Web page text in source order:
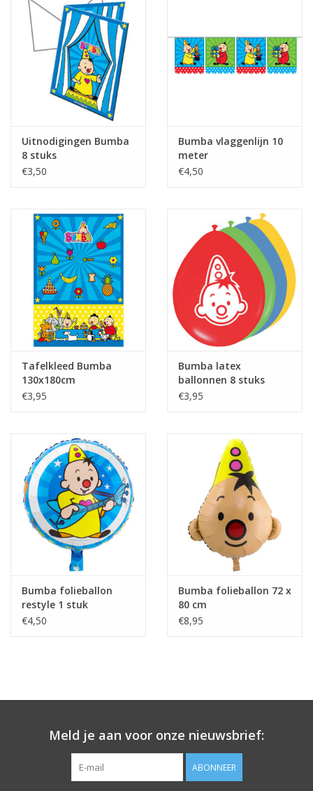
Uitnodigingen Bumba
8 stuks
€3,50
Bumba vlaggenlijn 10
meter
€4,50
Tafelkleed Bumba
130x180cm
€3,95
Bumba latex
ballonnen 8 stuks
€3,95
Bumba folieballon
restyle 1 stuk
€4,50
Bumba folieballon 72 x
80 cm
€8,95
Meld je aan voor onze nieuwsbrief:
ABONNEER